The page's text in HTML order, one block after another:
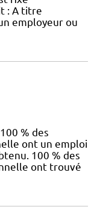
: A titre
employeur ou
100 % des
ont un emploi
100 % des
ont trouvé